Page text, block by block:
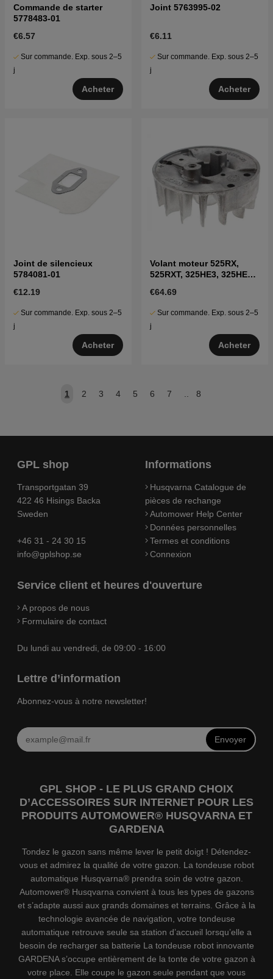
Commande de starter
5778483-01
€6.57
Sur commande. Exp. sous 2–5
j
Acheter
Joint 5763995-02
€6.11
Sur commande. Exp. sous 2–5
j
Acheter
Joint de silencieux
5784081-01
€12.19
Sur commande. Exp. sous 2–5
j
Acheter
Volant moteur 525RX,
525RXT, 325HE3, 325HE4,
€64.69
Sur commande. Exp. sous 2–5
j
Acheter
1 2 3 4 5 6 7 8
GPL shop
Transportgatan 39
422 46 Hisings Backa
Sweden
+46 31 - 24 30 15
info@gplshop.se
Informations
Husqvarna Catalogue de
pièces de rechange
Automower Help Center
Données personnelles
Termes et conditions
Connexion
Service client et heures d'ouverture
A propos de nous
Formulaire de contact
Du lundi au vendredi, de 09:00 - 16:00
Lettre d’information
Abonnez-vous à notre newsletter!
Envoyer
GPL SHOP - LE PLUS GRAND CHOIX
D’ACCESSOIRES SUR INTERNET POUR LES
PRODUITS AUTOMOWER® HUSQVARNA ET
GARDENA
Tondez le gazon sans même lever le petit doigt ! Détendez-
vous et admirez la qualité de votre gazon. La tondeuse robot
automatique Husqvarna® prendra soin de votre gazon.
Automower® Husqvarna convient à tous les types de gazons
et s’adapte aussi aux grands domaines et terrains. Grâce à la
technologie avancée de navigation, votre tondeuse
automatique retrouve seule sa station d’accueil lorsqu’elle a
besoin de recharger sa batterie La tondeuse robot innovante
GARDENA s’occupe entièrement de la tonte de votre gazon à
votre place. Elle coupe le gazon seule pendant que vous